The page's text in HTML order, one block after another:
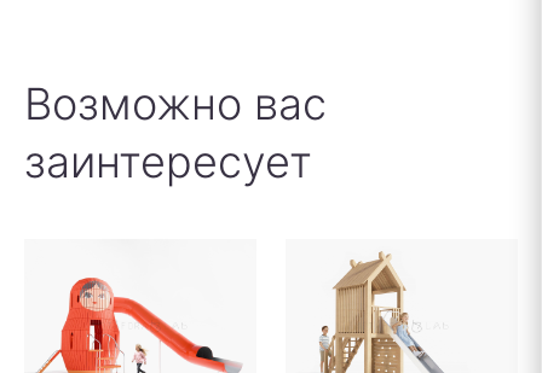
Возможно вас
заинтересует